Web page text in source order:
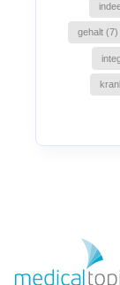
gehalt (7)